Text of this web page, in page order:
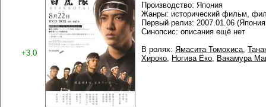
+3.0
Производство: Япония
Жанры: исторический фильм,
Первый релиз: 2007.01.06
Синопсис: описания ещё нет
В ролях: Ямасита Томохиса,
Хироко, Ногива Ёко, Вакамура